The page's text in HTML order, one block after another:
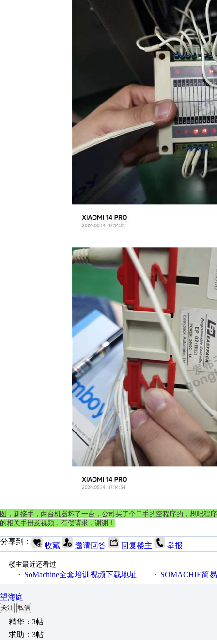
图，新接手，两台机器坏了一台，公司买了个二手的空程序的，想吧
的相关手册及视频，有偿请求，谢谢！
分享到： 收藏 邀请回答 回复楼主 举报
楼主最近还看过
·
SoMachine全套培训视频下载地址 · SOMACHIE简
望海庭
关注 私信
精华：3帖
求助：3帖